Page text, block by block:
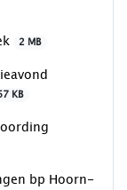
2 MB
KB
bp Hoorn-